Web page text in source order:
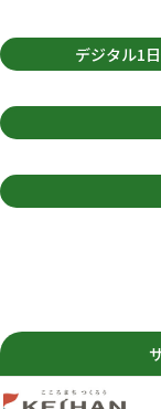
デジタル1